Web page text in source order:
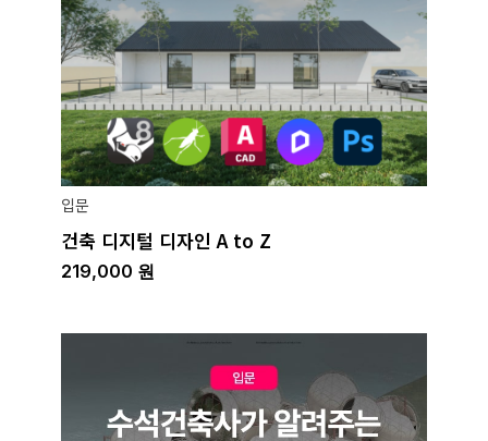
입문
건축 디지털 디자인 A to Z
219,000 원